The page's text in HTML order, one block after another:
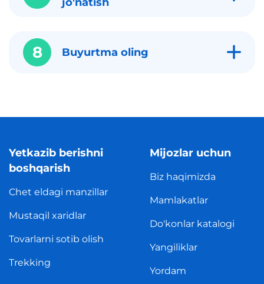
8 Buyurtma oling
Yetkazib berishni
boshqarish
Chet eldagi manzillar
Mustaqil xaridlar
Tovarlarni sotib olish
Trekking
Mijozlar uchun
Biz haqimizda
Mamlakatlar
Do'konlar katalogi
Yangiliklar
Yordam